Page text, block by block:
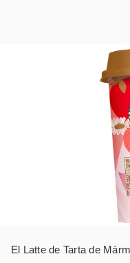
El Latte de Tarta de